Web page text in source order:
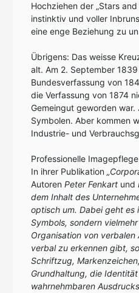
Hochziehen der „Stars
instinktiv und voller
eine enge Beziehung zu
Übrigens: Das weisse
alt. Am 2. September
Bundesverfassung von
die Verfassung von 1874
Gemeingut geworden
Symbolen. Aber kommen
Industrie- und
Professionelle
In ihrer Publikation
Autoren Peter Fenkart und
dem Inhalt des
optisch um. Dabei geht es
Symbols, sondern
Organisation von verbalen
verbal zu erkennen gibt,
Schriftzug,
Grundhaltung, die
wahrnehmbaren